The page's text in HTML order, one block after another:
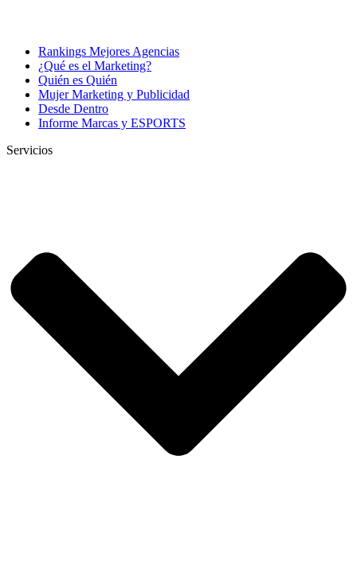
Rankings Mejores Agencias
¿Qué es el Marketing?
Quién es Quién
Mujer Marketing y Publicidad
Desde Dentro
Informe Marcas y ESPORTS
Servicios